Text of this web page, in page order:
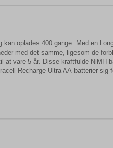
oplades 400 gange. Med en
med det samme, ligesom de
at vare 5 år. Disse kraftfulde NiMH-
Recharge Ultra AA-batterier sig